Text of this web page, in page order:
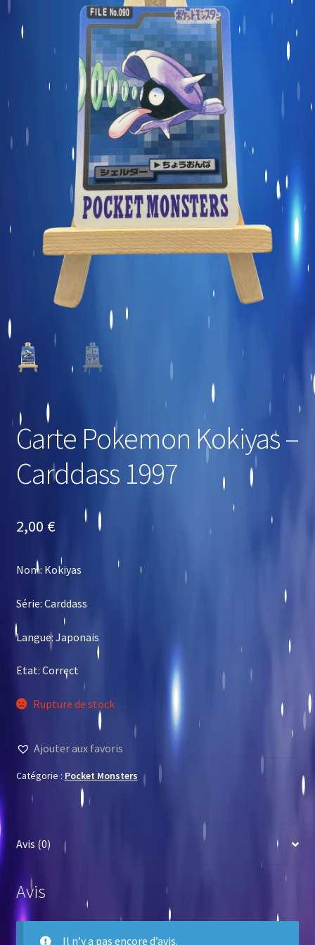
Carte commune
Display et produits scellés
Goodies et autres
Sleeve à l’unité
Précommandes
Carte Pokemon Kokiyas –
Carddass 1997
2,00 €
Nom: Kokiyas
Série: Carddass
Langue: Japonais
Etat: Correct
Rupture de stock
Ajouter aux favoris
Catégorie : Pocket Monsters
Avis (0)
Avis
Il n’y a pas encore d’avis.